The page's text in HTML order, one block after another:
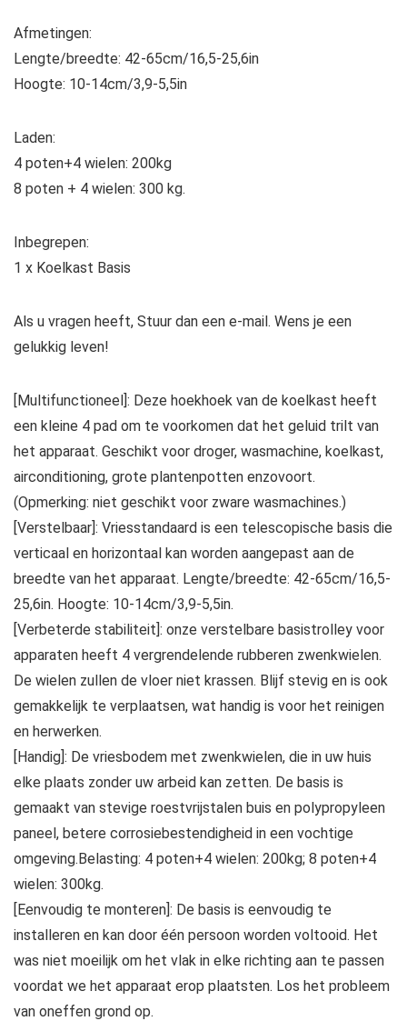
Afmetingen:
Lengte/breedte: 42-65cm/16,5-25,6in
Hoogte: 10-14cm/3,9-5,5in
Laden:
4 poten+4 wielen: 200kg
8 poten + 4 wielen: 300 kg.
Inbegrepen:
1 x Koelkast Basis
Als u vragen heeft, Stuur dan een e-mail. Wens je een
gelukkig leven!
[Multifunctioneel]: Deze hoekhoek van de koelkast heeft
een kleine 4 pad om te voorkomen dat het geluid trilt van
het apparaat. Geschikt voor droger, wasmachine, koelkast,
airconditioning, grote plantenpotten enzovoort.
(Opmerking: niet geschikt voor zware wasmachines.)
[Verstelbaar]: Vriesstandaard is een telescopische basis die
verticaal en horizontaal kan worden aangepast aan de
breedte van het apparaat. Lengte/breedte: 42-65cm/16,5-
25,6in. Hoogte: 10-14cm/3,9-5,5in.
[Verbeterde stabiliteit]: onze verstelbare basistrolley voor
apparaten heeft 4 vergrendelende rubberen zwenkwielen.
De wielen zullen de vloer niet krassen. Blijf stevig en is ook
gemakkelijk te verplaatsen, wat handig is voor het reinigen
en herwerken.
[Handig]: De vriesbodem met zwenkwielen, die in uw huis
elke plaats zonder uw arbeid kan zetten. De basis is
gemaakt van stevige roestvrijstalen buis en polypropyleen
paneel, betere corrosiebestendigheid in een vochtige
omgeving.Belasting: 4 poten+4 wielen: 200kg; 8 poten+4
wielen: 300kg.
[Eenvoudig te monteren]: De basis is eenvoudig te
installeren en kan door één persoon worden voltooid. Het
was niet moeilijk om het vlak in elke richting aan te passen
voordat we het apparaat erop plaatsten. Los het probleem
van oneffen grond op.